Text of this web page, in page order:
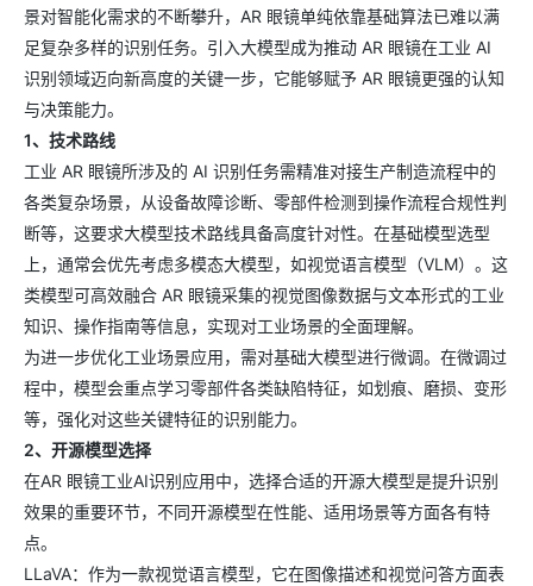
景对智能化需求的不断攀升，AR 眼镜单纯依靠基础算法已难以满
足复杂多样的识别任务。引入大模型成为推动 AR 眼镜在工业 AI
识别领域迈向新高度的关键一步，它能够赋予 AR 眼镜更强的认知
与决策能力。​
1、技术路线​
工业 AR 眼镜所涉及的 AI 识别任务需精准对接生产制造流程中的
各类复杂场景，从设备故障诊断、零部件检测到操作流程合规性判
断等，这要求大模型技术路线具备高度针对性。在基础模型选型
上，通常会优先考虑多模态大模型，如视觉语言模型（VLM）。这
类模型可高效融合 AR 眼镜采集的视觉图像数据与文本形式的工业
知识、操作指南等信息，实现对工业场景的全面理解。
为进一步优化工业场景应用，需对基础大模型进行微调。在微调过
程中，模型会重点学习零部件各类缺陷特征，如划痕、磨损、变形
等，强化对这些关键特征的识别能力。
2、开源模型选择
在AR 眼镜工业AI识别应用中，选择合适的开源大模型是提升识别
效果的重要环节，不同开源模型在性能、适用场景等方面各有特
点。​
LLaVA：作为一款视觉语言模型，它在图像描述和视觉问答方面表